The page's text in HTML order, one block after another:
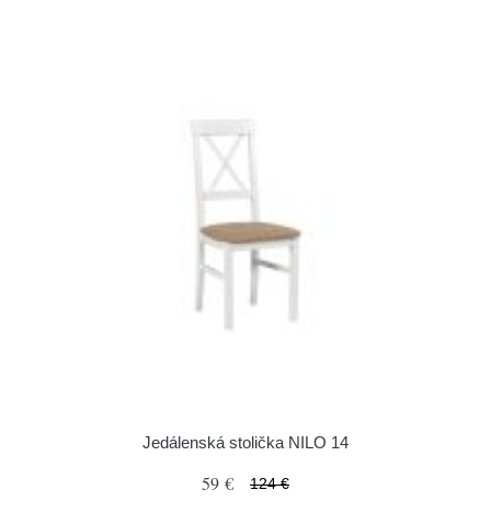
Jedálenská stolička NILO 14
59 € 124 €